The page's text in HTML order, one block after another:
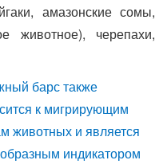
амазонские сомы,
животное), черепахи,
барс также
к мигрирующим
животных и является
индикатором